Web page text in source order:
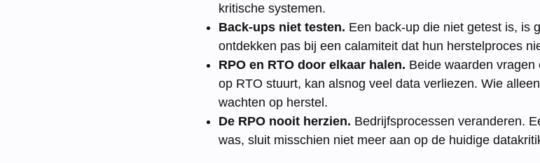
kritische systemen.
Back-ups niet testen. Een back-up die niet getest is, is
ontdekken pas bij een calamiteit dat hun herstelproces
RPO en RTO door elkaar halen. Beide waarden
op RTO stuurt, kan alsnog veel data verliezen. Wie
wachten op herstel.
De RPO nooit herzien. Bedrijfsprocessen veranderen.
was, sluit misschien niet meer aan op de huidige